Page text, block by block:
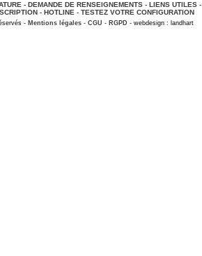
- DEMANDE DE RENSEIGNEMENTS- LIENS UTILES-
- HOTLINE - TESTEZ VOTRE CONFIGURATION
- Mentions légales- CGU - RGPD - webdesign : landhart